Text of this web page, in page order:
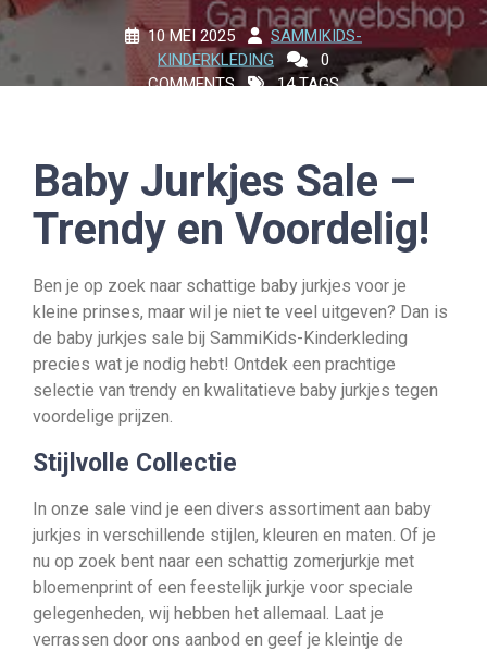
10 MEI 2025
SAMMIKIDS-
KINDERKLEDING
0
COMMENTS
14 TAGS
Baby Jurkjes Sale –
Trendy en Voordelig!
Ben je op zoek naar schattige baby jurkjes voor je
kleine prinses, maar wil je niet te veel uitgeven? Dan is
de baby jurkjes sale bij SammiKids-Kinderkleding
precies wat je nodig hebt! Ontdek een prachtige
selectie van trendy en kwalitatieve baby jurkjes tegen
voordelige prijzen.
Stijlvolle Collectie
In onze sale vind je een divers assortiment aan baby
jurkjes in verschillende stijlen, kleuren en maten. Of je
nu op zoek bent naar een schattig zomerjurkje met
bloemenprint of een feestelijk jurkje voor speciale
gelegenheden, wij hebben het allemaal. Laat je
verrassen door ons aanbod en geef je kleintje de